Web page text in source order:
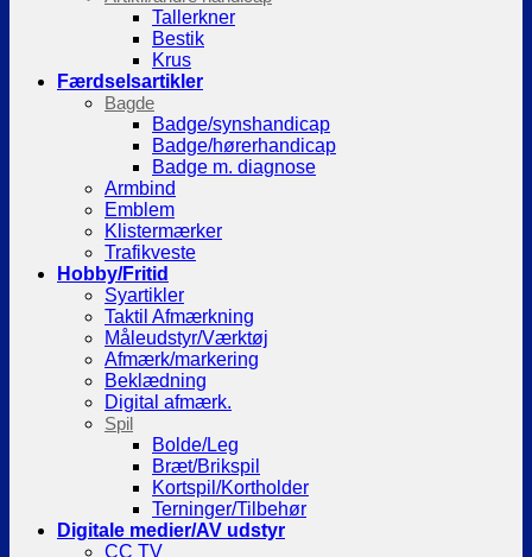
Tallerkner
Bestik
Krus
Færdselsartikler
Bagde
Badge/synshandicap
Badge/hørerhandicap
Badge m. diagnose
Armbind
Emblem
Klistermærker
Trafikveste
Hobby/Fritid
Syartikler
Taktil Afmærkning
Måleudstyr/Værktøj
Afmærk/markering
Beklædning
Digital afmærk.
Spil
Bolde/Leg
Bræt/Brikspil
Kortspil/Kortholder
Terninger/Tilbehør
Digitale medier/AV udstyr
CC TV